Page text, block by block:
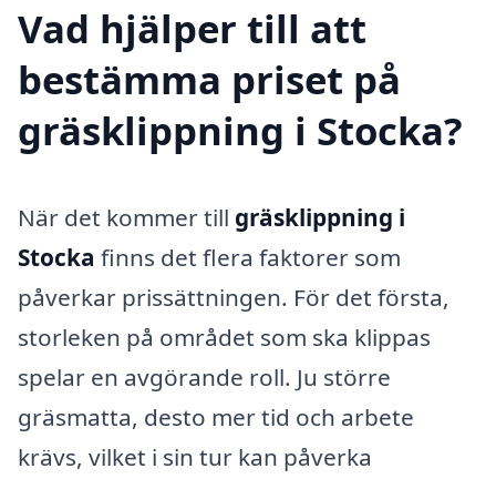
Vad hjälper till att
bestämma priset på
gräsklippning i Stocka?
När det kommer till gräsklippning i
Stocka finns det flera faktorer som
påverkar prissättningen. För det första,
storleken på området som ska klippas
spelar en avgörande roll. Ju större
gräsmatta, desto mer tid och arbete
krävs, vilket i sin tur kan påverka